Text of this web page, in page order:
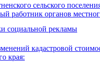
сельского
работник органов
социальной рекламы
кадастровой
края: